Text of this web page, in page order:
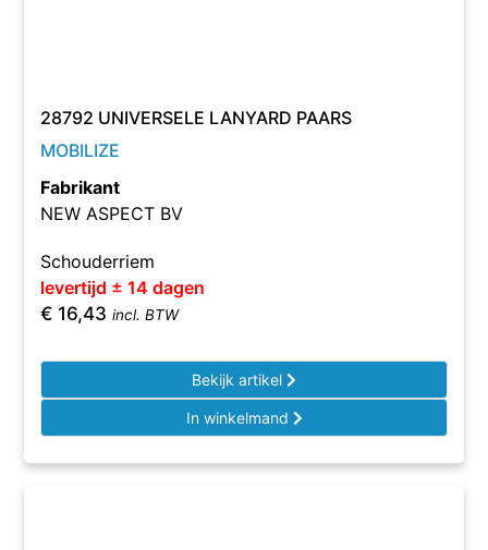
28792 UNIVERSELE LANYARD PAARS
MOBILIZE
Fabrikant
NEW ASPECT BV
Schouderriem
levertijd ± 14 dagen
€ 16,43 incl. BTW
Bekijk artikel
In winkelmand